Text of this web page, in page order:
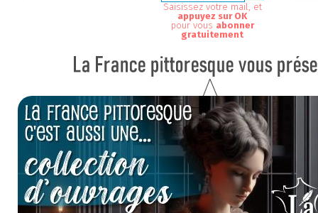
Saisissez votre mail, et
appuyez sur OK
pour vous abonner
gratuitement